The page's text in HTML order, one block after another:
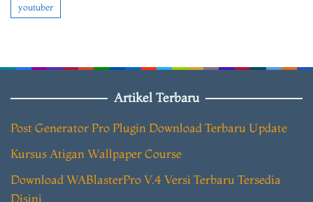
youtuber
Artikel Terbaru
Post Generator Pro Plugin Download Terbaru Update
Kursus Atigan Wallpaper Course
Download WABlasterPro V.4 Versi Terbaru Tersedia
Disini